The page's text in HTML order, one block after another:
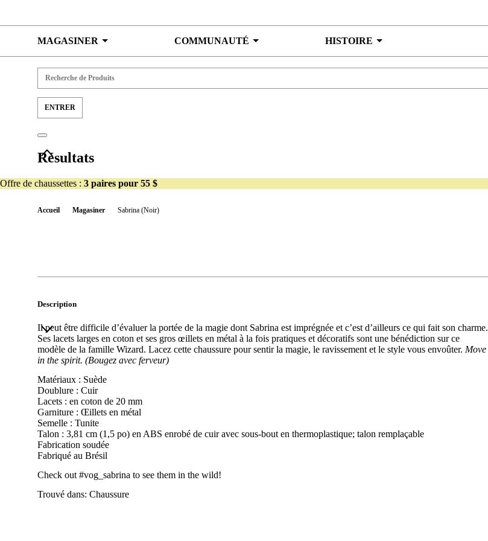
Résultats
Offre de chaussettes : 3 paires pour 55 $
MAGASINER COMMUNAUTÉ HISTOIRE
Accueil Magasiner Sabrina (Noir)
Description
Il peut être difficile d’évaluer la portée de la magie dont Sabrina est imprégnée et c’est d’ailleurs ce qui fait son charme.
Ses lacets larges en coton et ses gros œillets en métal à la fois pratiques et décoratifs sont une bénédiction sur ce
modèle de la famille Wizard. Lacez cette chaussure pour sentir la magie, le ravissement et le style vous envoûter. Move
in the spirit. (Bougez avec ferveur)
Matériaux : Suède
Doublure : Cuir
Lacets : en coton de 20 mm
Garniture : Œillets en métal
Semelle : Tunite
Talon : 3,81 cm (1,5 po) en ABS enrobé de cuir avec sous-bout en thermoplastique; talon remplaçable
Fabrication soudée
Fabriqué au Brésil
Check out #vog_sabrina to see them in the wild!
Trouvé dans: Chaussure